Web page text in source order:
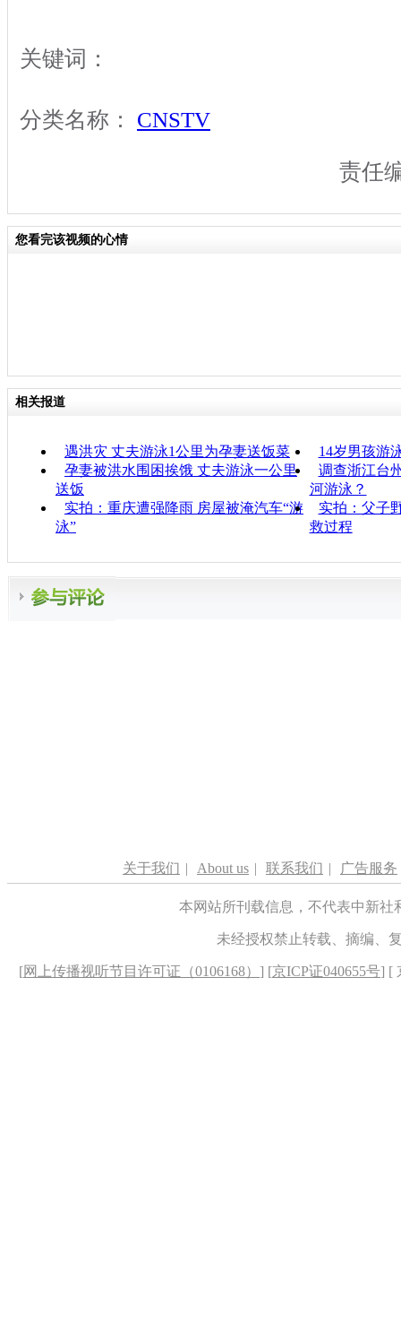
关键词：
分类名称： CNSTV
责任
您看完该视频的心情
相关报道
遇洪灾 丈夫游泳1公里为孕妻送饭菜
14岁男孩游
孕妻被洪水围困挨饿 丈夫游泳一公里
送饭
调查浙江台
河游泳？
实拍：重庆遭强降雨 房屋被淹汽车“游
泳”
实拍：父子
救过程
关于我们 | About us | 联系我们 | 广告服务
本网站所刊载信息，不代表中新
未经授权禁止转载、摘编、
[网上传播视听节目许可证（0106168） ] [京ICP证040655号] [